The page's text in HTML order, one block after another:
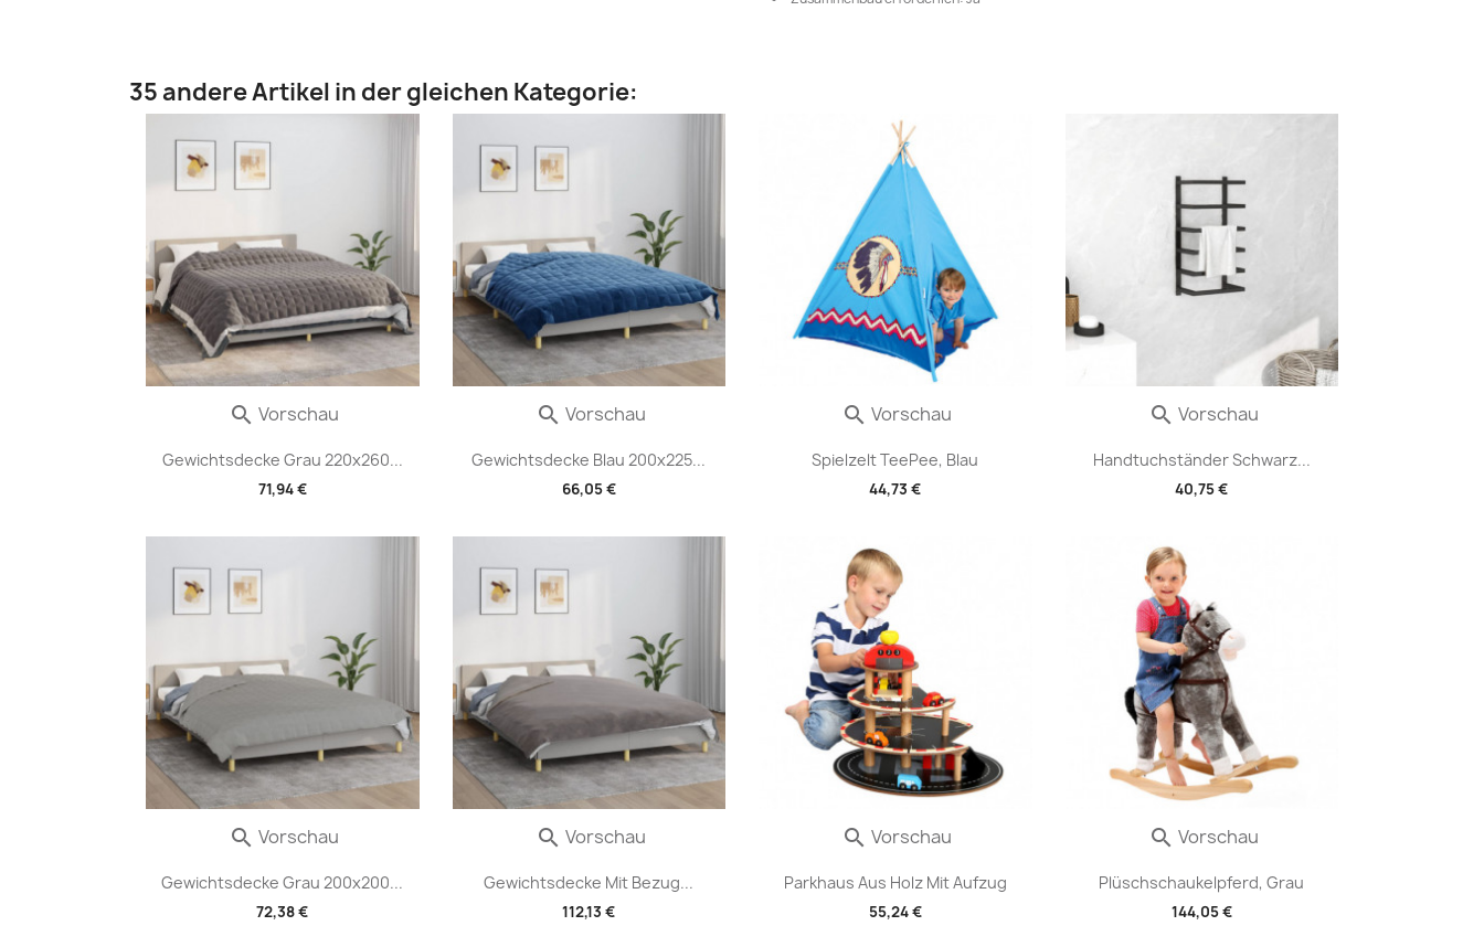
35 andere Artikel in der gleichen Kategorie:
Gewichtsdecke Grau 220x260...
71,94 €
 Vorschau
Gewichtsdecke Blau 200x225...
66,05 €
 Vorschau
Spielzelt TeePee, Blau
44,73 €
 Vorschau
Handtuchständer Schwarz...
40,75 €
 Vorschau
Gewichtsdecke Grau 200x200...
72,38 €
 Vorschau
Gewichtsdecke Mit Bezug...
112,13 €
 Vorschau
Parkhaus Aus Holz Mit Aufzug
55,24 €
 Vorschau
Plüschschaukelpferd, Grau
144,05 €
 Vorschau